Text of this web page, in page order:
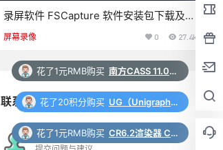
录屏软件 FSCapture 软件安装包下载及安
装教程
屏幕录像 0 27.4k
联系与合作
在线工单
花了1元RMB购买 南方CASS 11.0 软件安装包下载和安装教程
花了20积分购买 UG（Unigraphics NX）12.0 安装包下载及安装教程
花了1元RMB购买 CR6.2渲染器 Corona 6.2 for 3ds Max（2014-2022）中/英文版下载和安装教程